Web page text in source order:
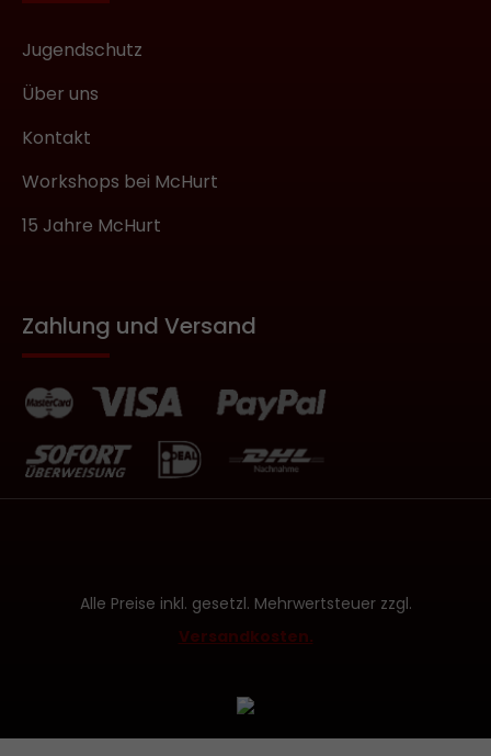
Jugendschutz
Über uns
Kontakt
Workshops bei McHurt
15 Jahre McHurt
Zahlung und Versand
Alle Preise inkl. gesetzl. Mehrwertsteuer zzgl.
Versandkosten.